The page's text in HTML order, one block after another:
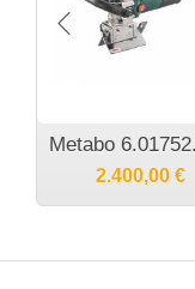
2.400,00 €